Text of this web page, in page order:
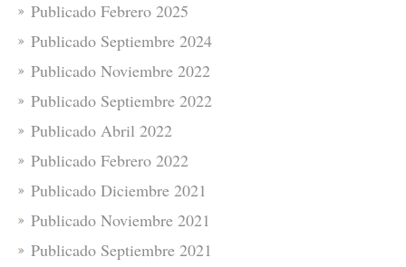
Publicado Febrero 2025
Publicado Septiembre 2024
Publicado Noviembre 2022
Publicado Septiembre 2022
Publicado Abril 2022
Publicado Febrero 2022
Publicado Diciembre 2021
Publicado Noviembre 2021
Publicado Septiembre 2021